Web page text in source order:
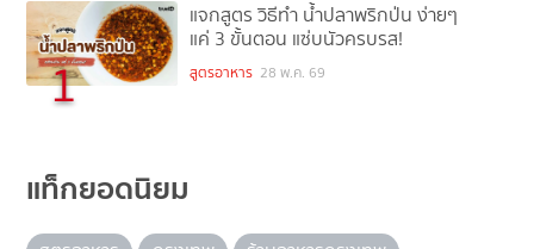
1
แจกสูตร วิธีทำ น้ำปลาพริกป่น ง่ายๆ
แค่ 3 ขั้นตอน แซ่บนัวครบรส!
สูตรอาหาร 28 พ.ค. 69
แท็กยอดนิยม